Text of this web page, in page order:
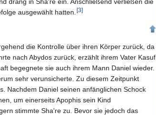
drang in Sha're ein. Anschließend verließen die
ausgewählt hatten.[3]
die Kontrolle über ihren Körper zurück, da
nach Abydos zurück, erzählt ihrem Vater Kasuf
begegnete sie auch ihrem Mann Daniel wieder.
sehr verunsicherte. Zu diesem Zeitpunkt
Nachdem Daniel seinen anfänglichen Schock
um einerseits Apophis sein Kind
stimmte Sha're zu. Bevor sie jedoch das